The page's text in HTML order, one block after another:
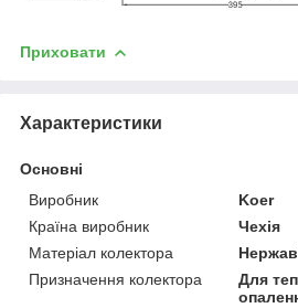
Приховати
Характеристики
Основні
Виробник
Koer
Країна виробник
Чехія
Матеріал колектора
Призначення колектора
Для